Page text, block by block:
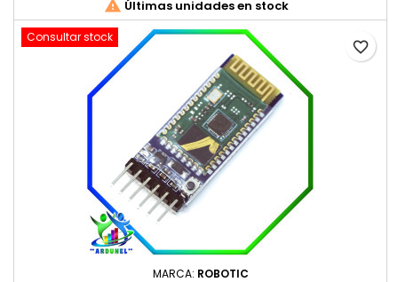
 Últimas unidades en stock
Consultar stock
MARCA: ROBOTIC
favorite_border